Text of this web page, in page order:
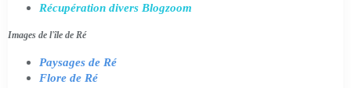
Récupération divers Blogzoom
Images de l'île de Ré
Paysages de Ré
Flore de Ré